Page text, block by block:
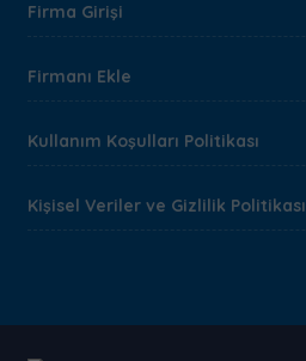
Firma Girişi
Firmanı Ekle
Kullanım Koşulları Politikası
Kişisel Veriler ve Gizlilik Politikası